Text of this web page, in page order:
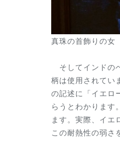
真珠の首飾りの女
そしてインドの
柄は使用されてい
の記述に「イエロ
らうとわかります
ます。実際、イエ
この耐熱性の弱さ